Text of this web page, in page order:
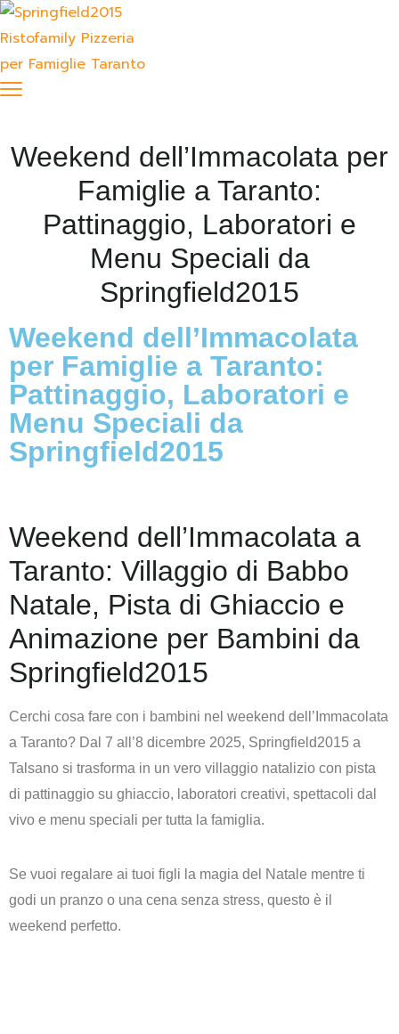
Weekend dell’Immacolata per
Famiglie a Taranto:
Pattinaggio, Laboratori e
Menu Speciali da
Springfield2015
Weekend dell’Immacolata
per Famiglie a Taranto:
Pattinaggio, Laboratori e
Menu Speciali da
Springfield2015
Weekend dell’Immacolata a
Taranto: Villaggio di Babbo
Natale, Pista di Ghiaccio e
Animazione per Bambini da
Springfield2015
Cerchi cosa fare con i bambini nel weekend dell’Immacolata
a Taranto? Dal 7 all’8 dicembre 2025, Springfield2015 a
Talsano si trasforma in un vero villaggio natalizio con pista
di pattinaggio su ghiaccio, laboratori creativi, spettacoli dal
vivo e menu speciali per tutta la famiglia.
Se vuoi regalare ai tuoi figli la magia del Natale mentre ti
godi un pranzo o una cena senza stress, questo è il
weekend perfetto.